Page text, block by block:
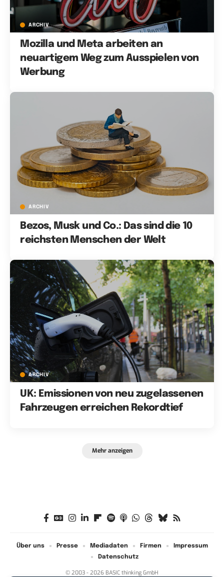
ARCHIV
Mozilla und Meta arbeiten an
neuartigem Weg zum Ausspielen von
Werbung
ARCHIV
Bezos, Musk und Co.: Das sind die 10
reichsten Menschen der Welt
ARCHIV
UK: Emissionen von neu zugelassenen
Fahrzeugen erreichen Rekordtief
Mehr anzeigen
© 2003 - 2026 BASIC thinking GmbH
Über uns Presse Mediadaten Firmen
Impressum
Datenschutz